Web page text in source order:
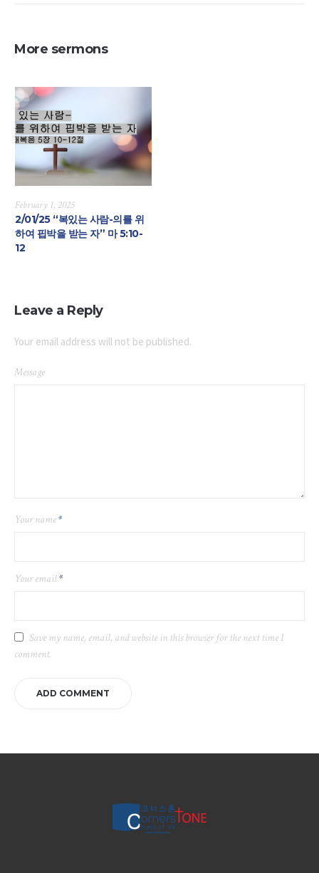
More sermons
February 1, 2025
2/01/25 “복있는 사람-의를 위
하여 핍박을 받는 자” 마 5:10-
12
Leave a Reply
Your email address will not be published.
Message
Your name*
Your email*
Save my name, email, and website in this browser for the next time I
comment.